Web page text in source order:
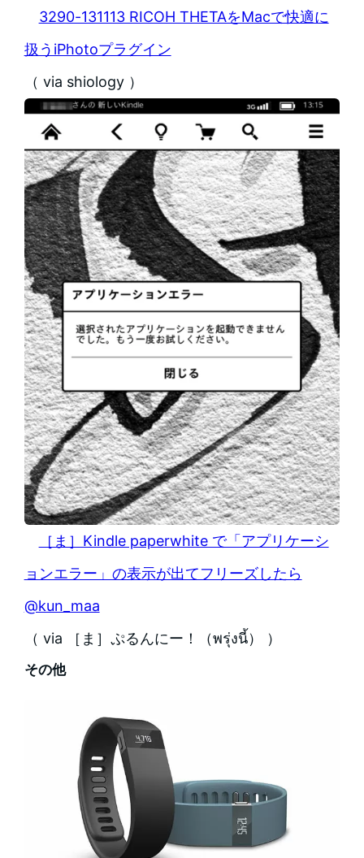
3290-131113 RICOH THETAをMacで快適に
扱うiPhotoプラグイン
（ via shiology ）
［ま］Kindle paperwhite で「アプリケーシ
ョンエラー」の表示が出てフリーズしたら
@kun_maa
（ via ［ま］ぷるんにー！（พรุ่งนี้） ）
その他